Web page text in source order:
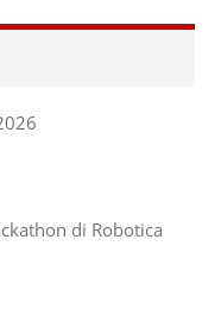
di Robotica